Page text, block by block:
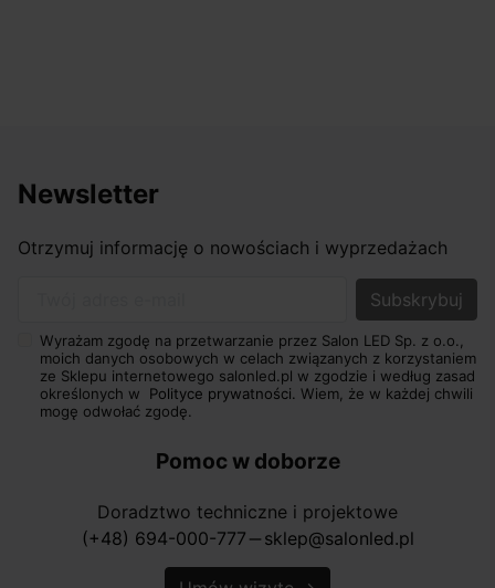
Newsletter
Otrzymuj informację o nowościach i wyprzedażach
Wyrażam zgodę na przetwarzanie przez Salon LED Sp. z o.o.,
moich danych osobowych w celach związanych z korzystaniem
ze Sklepu internetowego salonled.pl w zgodzie i według zasad
określonych w Polityce prywatności. Wiem, że w każdej chwili
mogę odwołać zgodę.
Pomoc w doborze
Doradztwo techniczne i projektowe
(+48) 694-000-777 horizontal_rule sklep@salonled.pl